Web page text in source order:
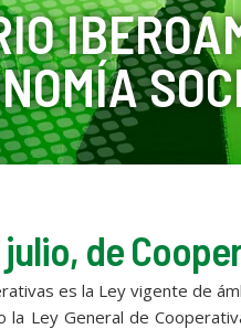
julio, de
es la Ley vigente de
la Ley General de